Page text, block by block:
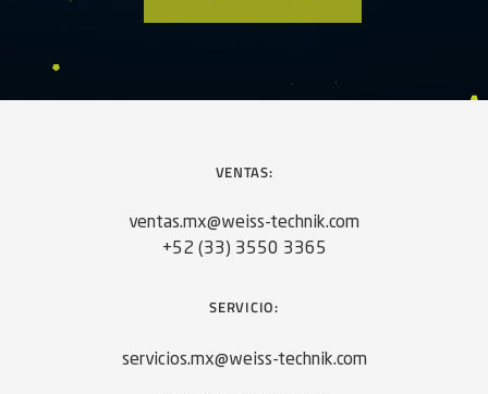
VENTAS:
ventas.mx@weiss-technik.com
+52 (33) 3550 3365
SERVICIO:
servicios.mx@weiss-technik.com